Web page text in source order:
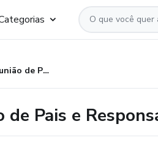
Folder - Reunião de Pais e Responsáveis
de Pais e